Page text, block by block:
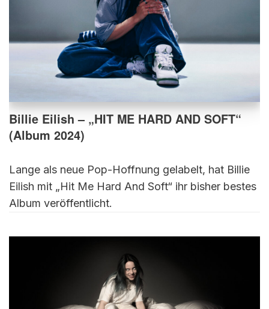
Billie Eilish – „HIT ME HARD AND SOFT“
(Album 2024)
Lange als neue Pop-Hoffnung gelabelt, hat Billie
Eilish mit „Hit Me Hard And Soft“ ihr bisher bestes
Album veröffentlicht.